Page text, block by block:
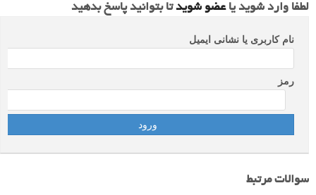
لطفا وارد شوید یاعضو شویدتا بتوانید پاسخ بدهید
نام کاربری یا نشانی ایمیل
رمز
سوالات مرتبط